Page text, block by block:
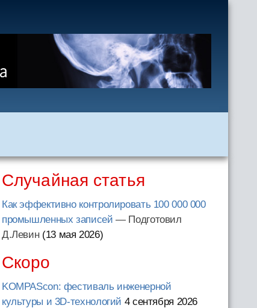
Случайная статья
Как эффективно контролировать 100 000 000
промышленных записей — Подготовил
Д.Левин (13 мая 2026)
Скоро
KOMPAScon: фестиваль инженерной
культуры и 3D-технологий 4 сентября 2026